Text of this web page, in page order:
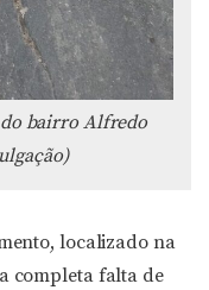
bairro Alfredo
localizado na
completa falta de